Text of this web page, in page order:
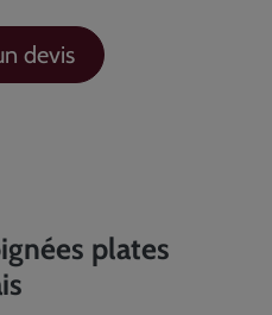
devis
plates